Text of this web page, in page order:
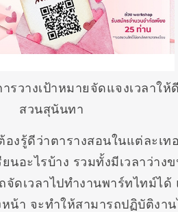
รวางเป้าหมายจัดแจงเวลาให้
สวนสุนันทา
องรู้ดีว่าตารางสอนในแต่ละเท
ยนอะไรบ้าง รวมทั้งมีเวลาว่าง
จัดเวลาไปทำงานพาร์ทไทม์ได้
หน้า จะทำให้สามารถปฏิบัติงา